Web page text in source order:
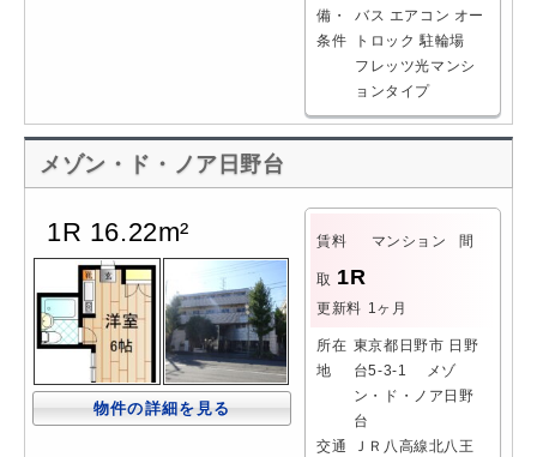
備・
条件
バス エアコン オー
トロック 駐輪場
フレッツ光マンシ
ョンタイプ
メゾン・ド・ノア日野台
1R 16.22m²
物件の詳細を見る
賃料 マンション 間
取 1R
更新料 1ヶ月
所在
地
東京都日野市 日野
台5-3-1 メゾ
ン・ド・ノア日野
台
交通
ＪＲ八高線北八王